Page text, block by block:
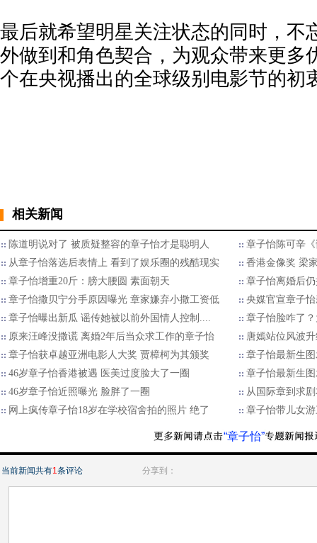
最后就希望明星关注状态的同时，不
外做到和角色契合，为观众带来更多
个在央视播出的全球级别电影节的初
相关新闻
陈道明说对了 被质疑整容的章子怡才是聪明人
章子怡陈可辛
从章子怡落选后表情上 看到了娱乐圈的残酷现实
香港金像奖 梁
章子怡增重20斤：膀大腰圆 素面朝天
章子怡离婚后
章子怡撒贝宁分手原因曝光 章家嫌弃小撒工资低
央媒官宣章子
章子怡曝出新瓜 谣传她被以前外国情人控制....
章子怡脸咋了
原来汪峰没撒谎 离婚2年后当众求工作的章子怡
唐嫣站位风波
章子怡获卓越亚洲电影人大奖 贾樟柯为其颁奖
章子怡最新生
46岁章子怡香港被遇 医美过度脸大了一圈
章子怡最新生
46岁章子怡近照曝光 脸胖了一圈
从国际章到求
网上疯传章子怡18岁在学校宿舍拍的照片 绝了
章子怡带儿女
“章子怡”
当前新闻共有1条评论 分享到：